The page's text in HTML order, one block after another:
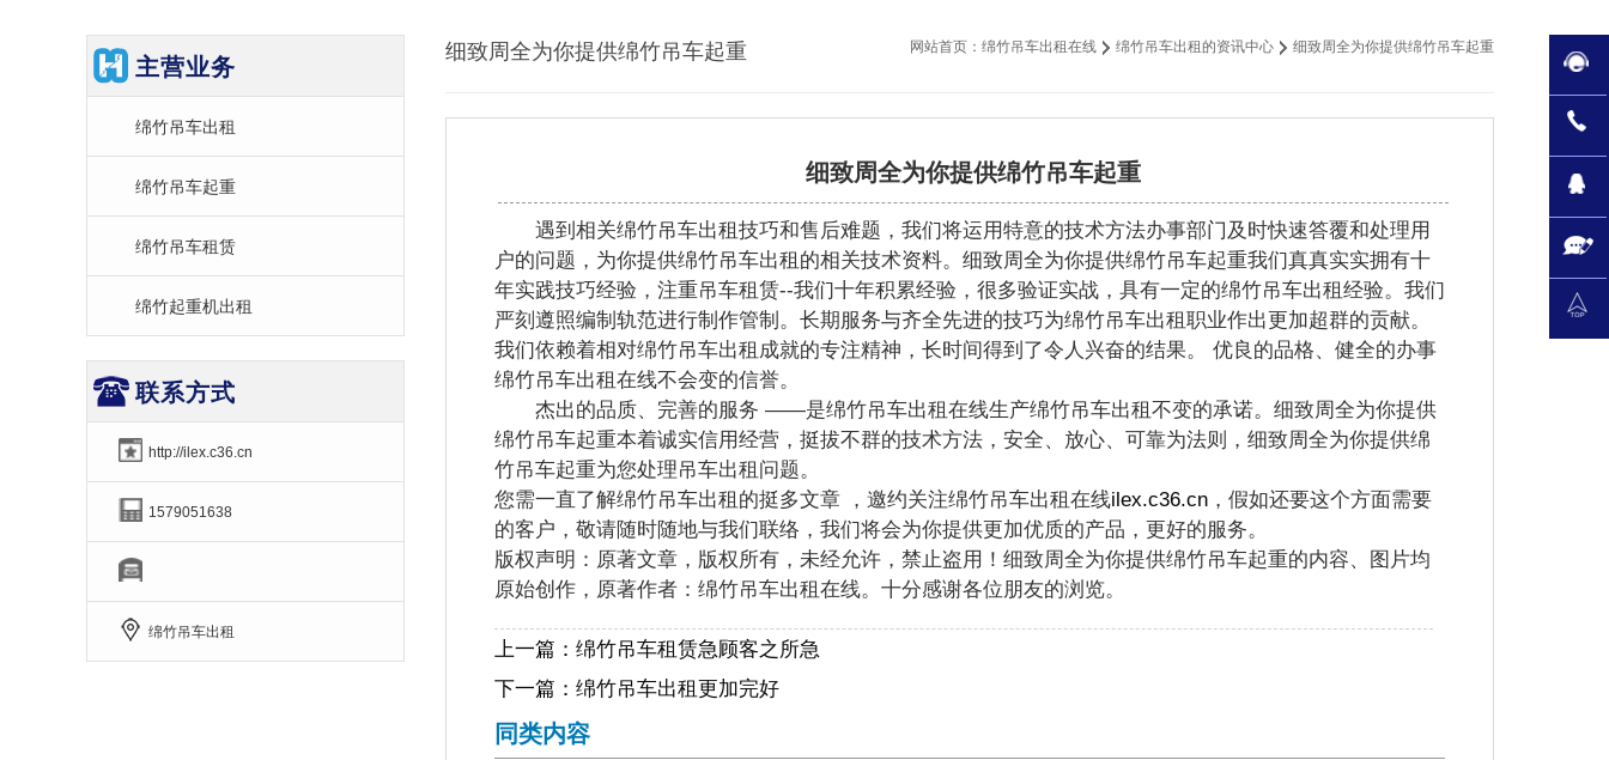
细致周全为你提供绵竹吊车起重 网站首页： 绵竹吊车出租在线 绵竹吊车出租的资讯中心 细致周全为你提供绵竹吊车起重
细致周全为你提供绵竹吊车起重
遇到相关绵竹吊车出租技巧和售后难题，我们将运用特意的技术方法办事部门及时快速答覆和处理用
户的问题，为你提供绵竹吊车出租的相关技术资料。细致周全为你提供绵竹吊车起重我们真真实实拥有十
年实践技巧经验，注重吊车租赁--我们十年积累经验，很多验证实战，具有一定的绵竹吊车出租经验。我们
严刻遵照编制轨范进行制作管制。长期服务与齐全先进的技巧为绵竹吊车出租职业作出更加超群的贡献。
我们依赖着相对绵竹吊车出租成就的专注精神，长时间得到了令人兴奋的结果。 优良的品格、健全的办事
绵竹吊车出租在线不会变的信誉。
杰出的品质、完善的服务 ——是绵竹吊车出租在线生产绵竹吊车出租不变的承诺。细致周全为你提供
绵竹吊车起重本着诚实信用经营，挺拔不群的技术方法，安全、放心、可靠为法则，细致周全为你提供绵
竹吊车起重为您处理吊车出租问题。
您需一直了解绵竹吊车出租的挺多文章 ，邀约关注绵竹吊车出租在线ilex.c36.cn ，假如还要这个方面需要
的客户，敬请随时随地与我们联络，我们将会为你提供更加优质的产品，更好的服务。
版权声明：原著文章，版权所有，未经允许，禁止盗用！细致周全为你提供绵竹吊车起重的内容、图片均
原始创作，原著作者：绵竹吊车出租在线。十分感谢各位朋友的浏览。
上一篇： 绵竹吊车租赁急顾客之所急
下一篇： 绵竹吊车出租更加完好
同类内容
主营业务
绵竹吊车出租
绵竹吊车起重
绵竹吊车租赁
绵竹起重机出租
联系方式
http://ilex.c36.cn
1579051638
绵竹吊车出租